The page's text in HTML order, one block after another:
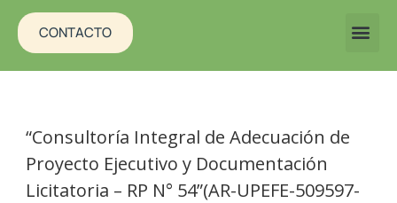
CONTACTO
“Consultoría Integral de Adecuación de
Proyecto Ejecutivo y Documentación
Licitatoria – RP N° 54”(AR-UPEFE-509597-